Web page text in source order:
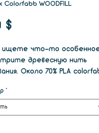
Colorfabb WOODFILL
$Цена
ищете что-то
древесную нить
Около 70% PLA
Ваши изделия будут
совершенно
*